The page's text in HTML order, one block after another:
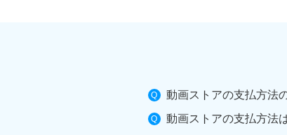
動画ストアの支払方法
動画ストアの支払方法